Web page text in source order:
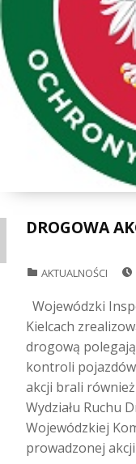
DROGOWA
AKTUALNOŚCI
Wojewódzki
Kielcach
drogową
kontroli
akcji brali
Wydziału Ruchu
Wojewódzkiej
prowadzonej